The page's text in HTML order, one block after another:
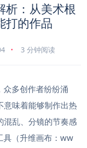
析：从美术根
打的作品
3 分钟阅读
众多创作者纷纷涌
意味着能够制作出热
混乱、分镜的节奏感
（升维画布：ww